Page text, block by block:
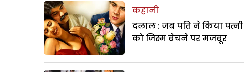
कहानी
दलाल : जब पति ने किया पत्नी
को जिस्म बेचने पर मजबूर